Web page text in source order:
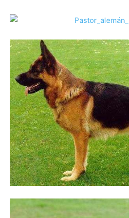
Perros
–
Fotos
de